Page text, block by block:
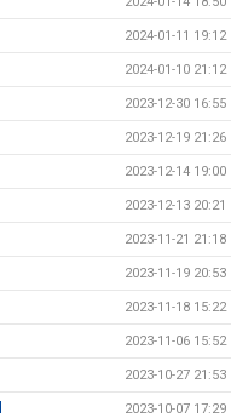
2024-01-11 19:12
2024-01-10 21:12
2023-12-30 16:55
2023-12-19 21:26
2023-12-14 19:00
2023-12-13 20:21
2023-11-21 21:18
2023-11-19 20:53
2023-11-18 15:22
2023-11-06 15:52
2023-10-27 21:53
2023-10-07 17:29